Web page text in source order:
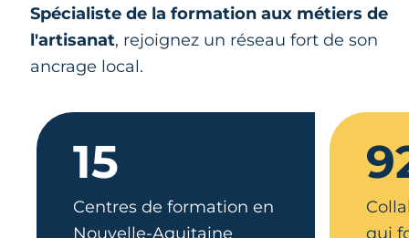
Spécialiste de la formation aux métiers de
l'artisanat, rejoignez un réseau fort de son
ancrage local.
15
Centres de formation en
Nouvelle-Aquitaine
qui